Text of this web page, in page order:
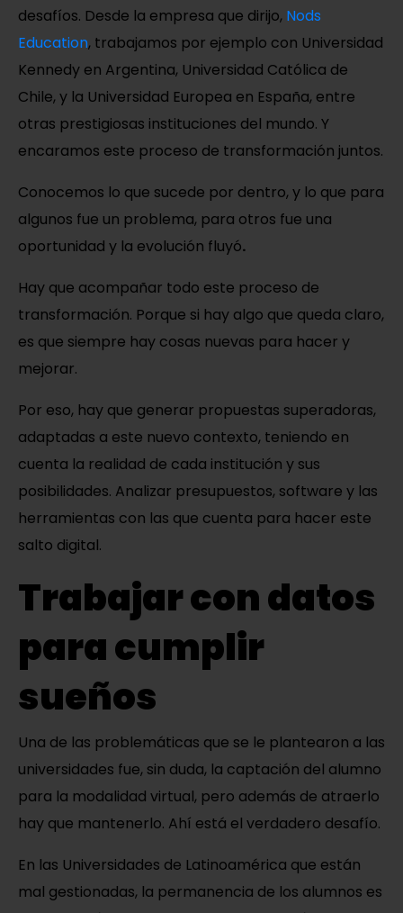
desafíos. Desde la empresa que dirijo, Nods
Education, trabajamos por ejemplo con Universidad
Kennedy en Argentina, Universidad Católica de
Chile, y la Universidad Europea en España, entre
otras prestigiosas instituciones del mundo. Y
encaramos este proceso de transformación juntos.
Conocemos lo que sucede por dentro, y lo que para
algunos fue un problema, para otros fue una
oportunidad y la evolución fluyó.
Hay que acompañar todo este proceso de
transformación. Porque si hay algo que queda claro,
es que siempre hay cosas nuevas para hacer y
mejorar.
Por eso, hay que generar propuestas superadoras,
adaptadas a este nuevo contexto, teniendo en
cuenta la realidad de cada institución y sus
posibilidades. Analizar presupuestos, software y las
herramientas con las que cuenta para hacer este
salto digital.
Trabajar con datos
para cumplir
sueños
Una de las problemáticas que se le plantearon a las
universidades fue, sin duda, la captación del alumno
para la modalidad virtual, pero además de atraerlo
hay que mantenerlo. Ahí está el verdadero desafío.
En las Universidades de Latinoamérica que están
mal gestionadas, la permanencia de los alumnos es